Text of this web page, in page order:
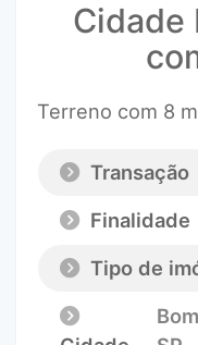
Cidade
Terreno com 8
Transação
Finalidade
Tipo de